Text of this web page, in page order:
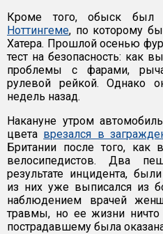
Кроме того, обыск был
Ноттингеме, по которому
Хатера. Прошлой осенью
тест на безопасность: как
проблемы с фарами,
рулевой рейкой. Однако
недель назад.
Накануне утром
цвета врезался в
Британии после того, как
велосипедистов. Два
результате инцидента,
из них уже выписался из
наблюдением врачей
травмы, но ее жизни
пострадавшему была